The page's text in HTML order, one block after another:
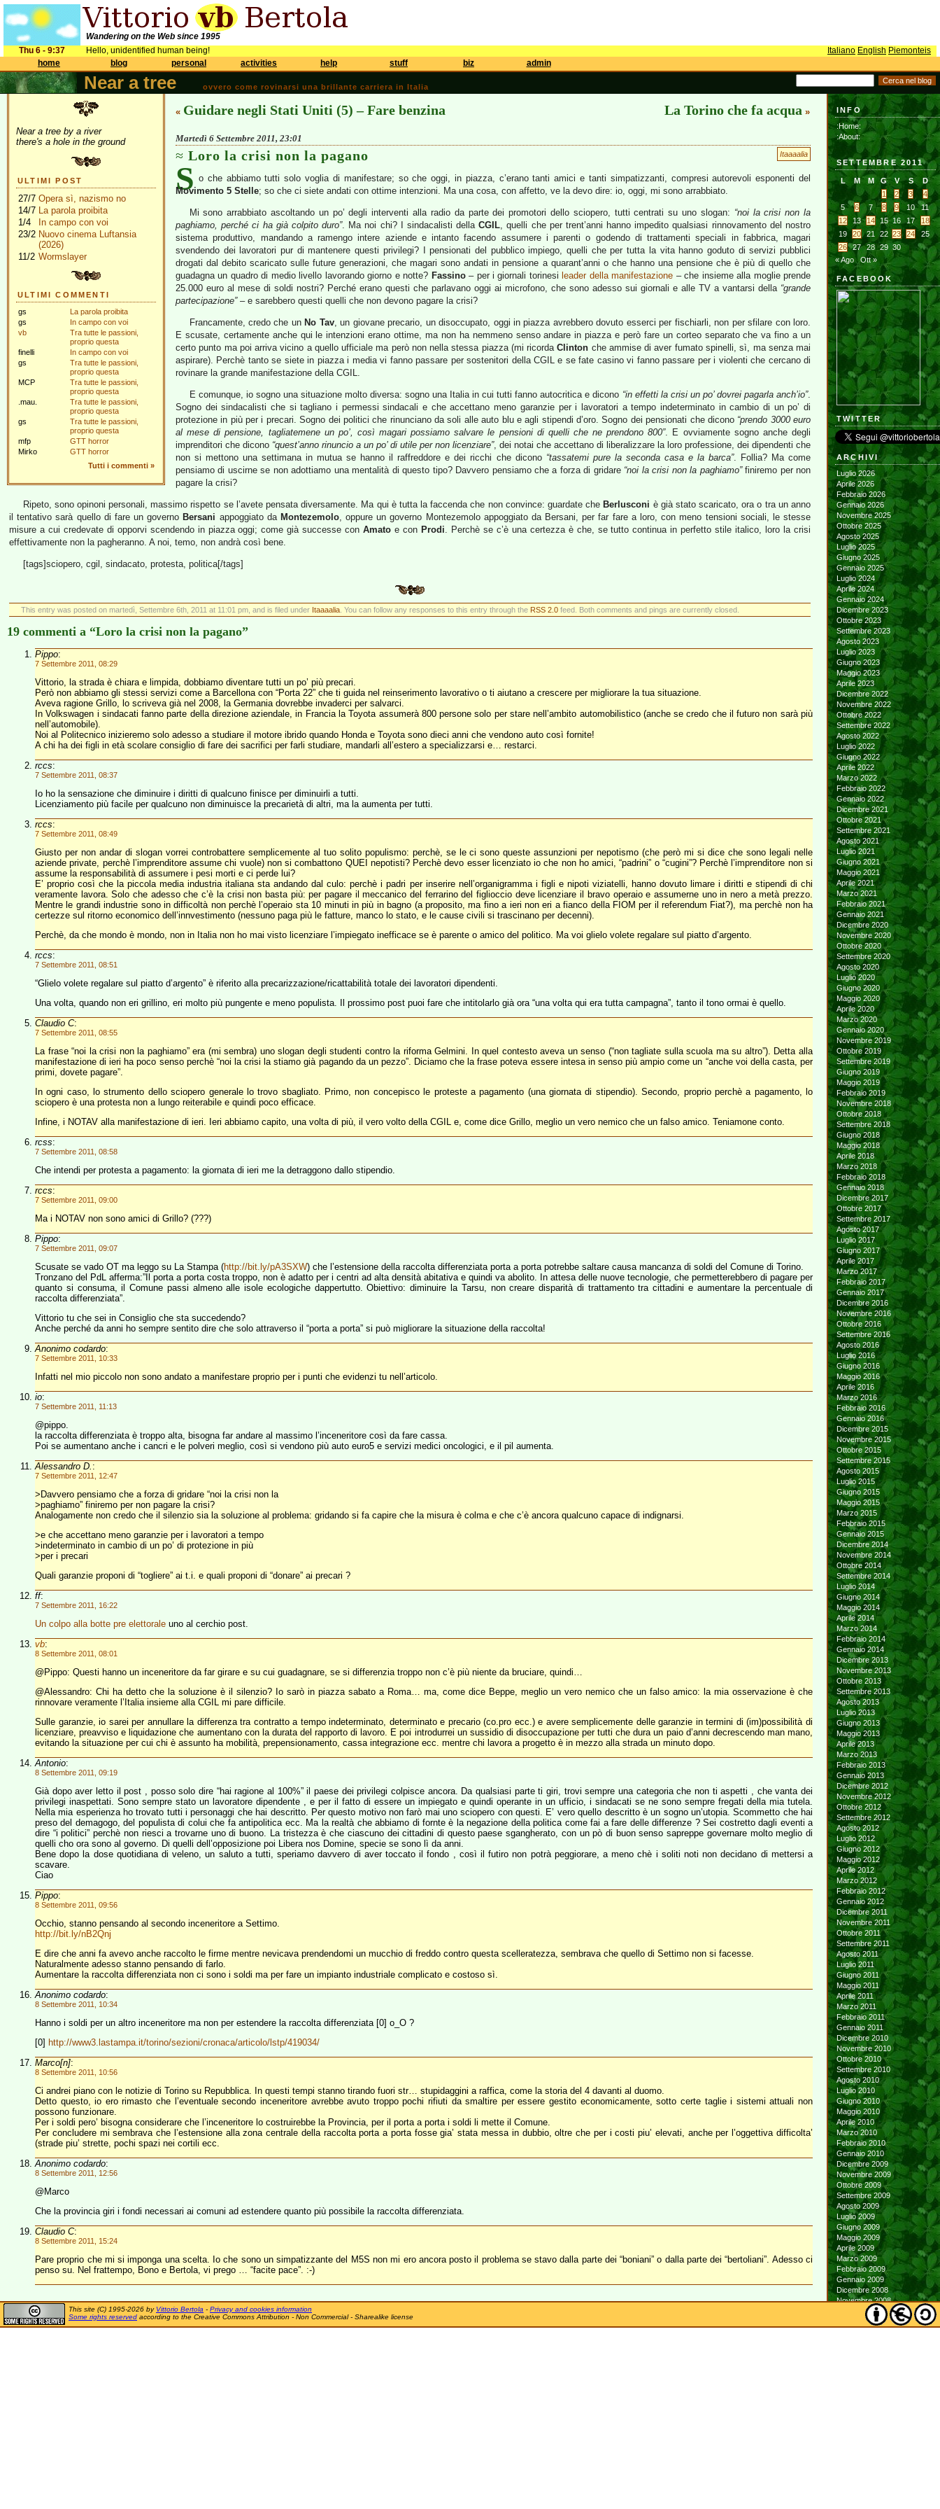
Wandering on the Web since 1995
Thu 6 - 9:37
Hello, unidentified human being! Italiano English Piemonteis
home
blog personal activities help stuff biz admin
Near a tree ovvero come rovinarsi una brillante carriera in Italia
Near a tree by a river
there's a hole in the ground
ULTIMI POST
27/7 Opera sì, nazismo no
14/7 La parola proibita
1/4
In campo con voi
23/2 Nuovo cinema Luftansia
(2026)
11/2 Wormslayer
ULTIMI COMMENTI
gs
La parola proibita
gs
In campo con voi
vb
Tra tutte le passioni,
proprio questa
finelli
In campo con voi
gs
Tra tutte le passioni,
proprio questa
MCP
Tra tutte le passioni,
proprio questa
.mau.
Tra tutte le passioni,
proprio questa
gs
Tra tutte le passioni,
proprio questa
mfp
GTT horror
Mirko
GTT horror
Tutti i commenti »
« Guidare negli Stati Uniti (5) – Fare benzina La Torino che fa acqua »
Martedì 6 Settembre 2011, 23:01
Itaaaalia
Loro la crisi non la pagano
S o che abbiamo tutti solo voglia di manifestare; so che oggi, in piazza, c’erano tanti amici e tanti simpatizzanti, compresi autorevoli esponenti del
Movimento 5 Stelle; so che ci siete andati con ottime intenzioni. Ma una cosa, con affetto, ve la devo dire: io, oggi, mi sono arrabbiato.
Mi sono arrabbiato ascoltando un po’ degli interventi alla radio da parte dei promotori dello sciopero, tutti centrati su uno slogan: “noi la crisi non la
paghiamo, perché ci ha già colpito duro”. Ma noi chi? I sindacalisti dellaCGIL, quelli che per trent’anni hanno impedito qualsiasi rinnovamento del nostro
sistema produttivo, mandando a ramengo intere aziende e intanto facendo assumere i parenti o godendo di trattamenti speciali in fabbrica, magari
svendendo dei lavoratori pur di mantenere questi privilegi? I pensionati del pubblico impiego, quelli che per tutta la vita hanno goduto di servizi pubblici
drogati dal debito scaricato sulle future generazioni, che magari sono andati in pensione a quarant’anni o che hanno una pensione che è più di quello che
guadagna un quadro di medio livello lavorando giorno e notte? Fassino– per i giornali torinesi leader della manifestazione – che insieme alla moglie prende
25.000 euro al mese di soldi nostri? Perché erano questi che parlavano oggi ai microfono, che sono adesso sui giornali e alle TV a vantarsi della “grande
partecipazione”– e sarebbero questi quelli che non devono pagare la crisi?
Francamente, credo che un No Tav, un giovane precario, un disoccupato, oggi in piazza avrebbero dovuto esserci per fischiarli, non per sfilare con loro.
E scusate, certamente anche qui le intenzioni erano ottime, ma non ha nemmeno senso andare in piazza e però fare un corteo separato che va fino a un
certo punto ma poi arriva vicino a quello ufficiale ma però non nella stessa piazza (mi ricordaClinton che ammise di aver fumato spinelli, sì, ma senza mai
aspirare). Perchè tanto se siete in piazza i media vi fanno passare per sostenitori della CGIL e se fate casino vi fanno passare per i violenti che cercano di
rovinare la grande manifestazione della CGIL.
E comunque, io sogno una situazione molto diversa: sogno una Italia in cui tutti fanno autocritica e dicono “in effetti la crisi un po’ dovrei pagarla anch’io”.
Sogno dei sindacalisti che si tagliano i permessi sindacali e che accettano meno garanzie per i lavoratori a tempo indeterminato in cambio di un po’ di
protezione in più per i precari. Sogno dei politici che rinunciano da soli alle auto blu e agli stipendi d’oro. Sogno dei pensionati che dicono“prendo 3000 euro
al mese di pensione, tagliatemene un po’, così magari possiamo salvare le pensioni di quelli che ne prendono 800”. E ovviamente sogno anche degli
imprenditori che dicono “quest’anno rinuncio a un po’ di utile per non licenziare”, dei notai che accettano di liberalizzare la loro professione, dei dipendenti che
non si mettono una settimana in mutua se hanno il raffreddore e dei ricchi che dicono “tassatemi pure la seconda casa e la barca”. Follia? Ma come
pensiamo di uscirne se non adottiamo una mentalità di questo tipo? Davvero pensiamo che a forza di gridare “noi la crisi non la paghiamo”finiremo per non
pagare la crisi?
Ripeto, sono opinoni personali, massimo rispetto se l’avete pensata diversamente. Ma qui è tutta la faccenda che non convince: guardate che Berlusconi è già stato scaricato, ora o tra un anno
il tentativo sarà quello di fare un governo Bersani appoggiato da Montezemolo, oppure un governo Montezemolo appoggiato da Bersani, per far fare a loro, con meno tensioni sociali, le stesse
misure a cui credevate di opporvi scendendo in piazza oggi; come già successe conAmato e con Prodi. Perchè se c’è una certezza è che, se tutto continua in perfetto stile italico, loro la crisi
effettivamente non la pagheranno. A noi, temo, non andrà così bene.
[tags]sciopero, cgil, sindacato, protesta, politica[/tags]
This entry was posted on martedì, Settembre 6th, 2011 at 11:01 pm, and is filed under Itaaaalia. You can follow any responses to this entry through the RSS 2.0feed. Both comments and pings are currently closed.
19 commenti a “Loro la crisi non la pagano”
Pippo:
7 Settembre 2011, 08:29
Vittorio, la strada è chiara e limpida, dobbiamo diventare tutti un po’ più precari.
Però non abbiamo gli stessi servizi come a Barcellona con “Porta 22” che ti guida nel reinserimento lavorativo o ti aiutano a crescere per migliorare la tua situazione.
Aveva ragione Grillo, lo scriveva già nel 2008, la Germania dovrebbe invaderci per salvarci.
In Volkswagen i sindacati fanno parte della direzione aziendale, in Francia la Toyota assumerà 800 persone solo per stare nell’ambito automobilistico (anche se credo che il futuro non sarà più
nell’automobile).
Noi al Politecnico inizieremo solo adesso a studiare il motore ibrido quando Honda e Toyota sono dieci anni che vendono auto così fornite!
A chi ha dei figli in età scolare consiglio di fare dei sacrifici per farli studiare, mandarli all’estero a specializzarsi e… restarci.
rccs:
7 Settembre 2011, 08:37
Io ho la sensazione che diminuire i diritti di qualcuno finisce per diminuirli a tutti.
Licenziamento più facile per qualcuno non diminuisce la precarietà di altri, ma la aumenta per tutti.
rccs:
7 Settembre 2011, 08:49
Giusto per non andar di slogan vorrei controbattere semplicemente al tuo solito populismo: perchè, se le ci sono queste assunzioni per nepotismo (che però mi si dice che sono legali nelle
aziende private, perchè l’imprenditore assume chi vuole) non si combattono QUEI nepotisti? Perchè devo esser licenziato io che non ho amici, “padrini” o “cugini”? Perchè l’imprenditore non si
assume la responsabilità di assumere i pesi morti e ci perde lui?
E’ proprio così che la piccola media industria italiana sta andando dal culo: perchè i padri per inserire nell’organigramma i figli e nipoti viziatelli, hanno dovuto limare i diritti e stipendi di chi
veramente lavora. Solo che adesso che c’è la crisi non basta più: per pagare il meccanico del ferrarino del figlioccio deve licenziare il bravo operaio e assumerne uno in nero a metà prezzo.
Mentre le grandi industrie sono in difficoltà non perchè l’operaio sta 10 minuti in più in bagno (a proposito, ma fino a ieri non eri a fianco della FIOM per il referendum Fiat?), ma perchè non ha
certezze sul ritorno economico dell’innvestimento (nessuno paga più le fatture, manco lo stato, e le cause civili si trascinano per decenni).
Perchè, da che mondo è mondo, non in Italia non ho mai visto licenziare l’impiegato inefficace se è parente o amico del politico. Ma voi glielo volete regalare sul piatto d’argento.
rccs:
7 Settembre 2011, 08:51
“Glielo volete regalare sul piatto d’argento” è riferito alla precarizzazione/ricattabilità totale dei lavoratori dipendenti.
Una volta, quando non eri grillino, eri molto più pungente e meno populista. Il prossimo post puoi fare che intitolarlo già ora “una volta qui era tutta campagna”, tanto il tono ormai è quello.
Claudio C:
7 Settembre 2011, 08:55
La frase “noi la crisi non la paghiamo” era (mi sembra) uno slogan degli studenti contro la riforma Gelmini. In quel contesto aveva un senso (“non tagliate sulla scuola ma su altro”). Detta alla
manifestazione di ieri ha poco senso perchè “noi la crisi la stiamo già pagando da un pezzo”. Diciamo che la frase poteva essere intesa in senso più ampio come un “anche voi della casta, per
primi, dovete pagare”.
In ogni caso, lo strumento dello sciopero generale lo trovo sbagliato. Primo, non concepisco le proteste a pagamento (una giornata di stipendio). Secondo, proprio perchè a pagamento, lo
sciopero è una protesta non a lungo reiterabile e quindi poco efficace.
Infine, i NOTAV alla manifestazione di ieri. Ieri abbiamo capito, una volta di più, il vero volto della CGIL e, come dice Grillo, meglio un vero nemico che un falso amico. Teniamone conto.
rcss:
7 Settembre 2011, 08:58
Che intendi per protesta a pagamento: la giornata di ieri me la detraggono dallo stipendio.
rccs:
7 Settembre 2011, 09:00
Ma i NOTAV non sono amici di Grillo? (???)
Pippo:
7 Settembre 2011, 09:07
Scusate se vado OT ma leggo su La Stampa (http://bit.ly/pA3SXW) che l’estensione della raccolta differenziata porta a porta potrebbe saltare causa mancanza di soldi del Comune di Torino.
Tronzano del PdL afferma:”Il porta a porta costa troppo, non è adatto per i centri ad alta densità abitativa e quindi va abolito. In attesa delle nuove tecnologie, che permetterebbero di pagare per
quanto si consuma, il Comune passi almeno alle isole ecologiche dappertutto. Obiettivo: diminuire la Tarsu, non creare disparità di trattamento tra cittadini e aumentare la percentuale di
raccolta differenziata”.
Vittorio tu che sei in Consiglio che sta succedendo?
Anche perché da anni ho sempre sentito dire che solo attraverso il “porta a porta” si può migliorare la situazione della raccolta!
Anonimo codardo:
7 Settembre 2011, 10:33
Infatti nel mio piccolo non sono andato a manifestare proprio per i punti che evidenzi tu nell’articolo.
io:
7 Settembre 2011, 11:13
@pippo.
la raccolta differenziata è troppo alta, bisogna far andare al massimo l’inceneritore così da fare cassa.
Poi se aumentano anche i cancri e le polveri meglio, così si vendono più auto euro5 e servizi medici oncologici, e il pil aumenta.
Alessandro D. :
7 Settembre 2011, 12:47
>Davvero pensiamo che a forza di gridare “noi la crisi non la
>paghiamo” finiremo per non pagare la crisi?
Analogamente non credo che il silenzio sia la soluzione al problema: gridando si fa capire che la misura è colma e che c’è ancora qualcuno capace di indignarsi.
>e che accettano meno garanzie per i lavoratori a tempo
>indeterminato in cambio di un po’ di protezione in più
>per i precari
Quali garanzie proponi di “togliere” ai t.i. e quali proponi di “donare” ai precari ?
ff:
7 Settembre 2011, 16:22
Un colpo alla botte pre elettorale uno al cerchio post.
vb:
8 Settembre 2011, 08:01
@Pippo: Questi hanno un inceneritore da far girare e su cui guadagnare, se si differenzia troppo non c’è più niente da bruciare, quindi…
@Alessandro: Chi ha detto che la soluzione è il silenzio? Io sarò in piazza sabato a Roma… ma, come dice Beppe, meglio un vero nemico che un falso amico: la mia osservazione è che
rinnovare veramente l’Italia insieme alla CGIL mi pare difficile.
Sulle garanzie, io sarei per annullare la differenza tra contratto a tempo indeterminato, determinato e precario (co.pro ecc.) e avere semplicemente delle garanzie in termini di (im)possibilità di
licenziare, preavviso e liquidazione che aumentano con la durata del rapporto di lavoro. E poi introdurrei un sussidio di disoccupazione per tutti che dura un paio d’anni decrescendo man mano,
evitando la situazione per cui chi è assunto ha mobilità, prepensionamento, cassa integrazione ecc. mentre chi lavora a progetto è in mezzo alla strada un minuto dopo.
Antonio:
8 Settembre 2011, 09:19
Già dopo aver letto il post , posso solo dire “hai ragione al 100%” il paese dei privilegi colpisce ancora. Da qualsiasi parte ti giri, trovi sempre una categoria che non ti aspetti , che vanta dei
privilegi inaspettati. Sono sempre stato un lavoratore dipendente , e per il fatto di essere un impiegato e quindi operante in un ufficio, i sindacati se ne sono sempre fregati della mia tutela.
Nella mia esperienza ho trovato tutti i personaggi che hai descritto. Per questo motivo non farò mai uno sciopero con questi. E’ vero quello descritto è un sogno un’utopia. Scommetto che hai
preso del demagogo, del populista di colui che fa antipolitica ecc. Ma la realtà che abbiamo di fornte è la negazione della politica come fai a fare delle differenze ? Sei costretto dagli eventi a
dire “i politici” perchè non riesci a trovarne uno di buono. La tristezza è che ciascuno dei cittadini di questo paese sgangherato, con un pò di buon senso sapreppe governare molto meglio di
quelli cho ora sono al governo. Di quelli dell’opposizione poi Libera nos Domine, specie se sono lì da anni.
Bene dopo la dose quotidiana di veleno, un saluto a tutti, speriamo davvero di aver toccato il fondo , così il futiro non potrà peggiorare, a meno chè i soliti noti non decidano di mettersi a
scavare.
Ciao
Pippo:
8 Settembre 2011, 09:56
Occhio, stanno pensando al secondo inceneritore a Settimo.
http://bit.ly/nB2Qnj
E dire che anni fa avevo anche raccolto le firme mentre nevicava prendendomi un mucchio di freddo contro questa scelleratezza, sembrava che quello di Settimo non si facesse.
Naturalmente adesso stanno pensando di farlo.
Aumentare la raccolta differenziata non ci sono i soldi ma per fare un impianto industriale complicato e costoso sì.
Anonimo codardo:
8 Settembre 2011, 10:34
Hanno i soldi per un altro inceneritore ma non per estendere la raccolta differenziata [0] o_O ?
[0] http://www3.lastampa.it/torino/sezioni/cronaca/articolo/lstp/419034/
Marco[n]:
8 Settembre 2011, 10:56
Ci andrei piano con le notizie di Torino su Repubblica. In questi tempi stanno tirando fuori str… stupidaggini a raffica, come la storia del 4 davanti al duomo.
Detto questo, io ero rimasto che l’eventuale secondo inceneritore avrebbe avuto troppo pochi rifiuti da smaltire per essere gestito economicamente, sotto certe taglie i sistemi attuali non
possono funzionare.
Per i soldi pero’ bisogna considerare che l’inceneritore lo costruirebbe la Provincia, per il porta a porta i soldi li mette il Comune.
Per concludere mi sembrava che l’estensione alla zona centrale della raccolta porta a porta fosse gia’ stata messa in dubbio, oltre che per i costi piu’ elevati, anche per l’oggettiva difficolta’
(strade piu’ strette, pochi spazi nei cortili ecc.
Anonimo codardo:
8 Settembre 2011, 12:56
@Marco
Che la provincia giri i fondi necessari ai comuni ad estendere quanto più possibile la raccolta differenziata.
Claudio C:
8 Settembre 2011, 15:24
Pare proprio che mi si imponga una scelta. Io che sono un simpatizzante del M5S non mi ero ancora posto il problema se stavo dalla parte dei “boniani” o dalla parte dei “bertoliani”. Adesso ci
penso su. Nel frattempo, Bono e Bertola, vi prego … “facite pace”. :-)
INFO
:Home:
:About:
SETTEMBRE 2011
L M M G V S
D
1
2 3
4
5
6 7 8 9 10
11
12
13 14 15 16 17
18
19
20 21 22 23 24
25
26
27 28 29 30
« Ago
Ott »
FACEBOOK
TWITTER
ARCHIVI
Luglio 2026
Aprile 2026
Febbraio 2026
Gennaio 2026
Novembre 2025
Ottobre 2025
Agosto 2025
Luglio 2025
Giugno 2025
Gennaio 2025
Luglio 2024
Aprile 2024
Gennaio 2024
Dicembre 2023
Ottobre 2023
Settembre 2023
Agosto 2023
Luglio 2023
Giugno 2023
Maggio 2023
Aprile 2023
Dicembre 2022
Novembre 2022
Ottobre 2022
Settembre 2022
Agosto 2022
Luglio 2022
Giugno 2022
Aprile 2022
Marzo 2022
Febbraio 2022
Gennaio 2022
Dicembre 2021
Ottobre 2021
Settembre 2021
Agosto 2021
Luglio 2021
Giugno 2021
Maggio 2021
Aprile 2021
Marzo 2021
Febbraio 2021
Gennaio 2021
Dicembre 2020
Novembre 2020
Ottobre 2020
Settembre 2020
Agosto 2020
Luglio 2020
Giugno 2020
Maggio 2020
Aprile 2020
Marzo 2020
Gennaio 2020
Novembre 2019
Ottobre 2019
Settembre 2019
Giugno 2019
Maggio 2019
Febbraio 2019
Novembre 2018
Ottobre 2018
Settembre 2018
Giugno 2018
Maggio 2018
Aprile 2018
Marzo 2018
Febbraio 2018
Gennaio 2018
Dicembre 2017
Ottobre 2017
Settembre 2017
Agosto 2017
Luglio 2017
Giugno 2017
Aprile 2017
Marzo 2017
Febbraio 2017
Gennaio 2017
Dicembre 2016
Novembre 2016
Ottobre 2016
Settembre 2016
Agosto 2016
Luglio 2016
Giugno 2016
Maggio 2016
Aprile 2016
Marzo 2016
Febbraio 2016
Gennaio 2016
Dicembre 2015
Novembre 2015
Ottobre 2015
Settembre 2015
Agosto 2015
Luglio 2015
Giugno 2015
Maggio 2015
Marzo 2015
Febbraio 2015
Gennaio 2015
Dicembre 2014
Novembre 2014
Ottobre 2014
Settembre 2014
Luglio 2014
Giugno 2014
Maggio 2014
Aprile 2014
Marzo 2014
Febbraio 2014
Gennaio 2014
Dicembre 2013
Novembre 2013
Ottobre 2013
Settembre 2013
Agosto 2013
Luglio 2013
Giugno 2013
Maggio 2013
Aprile 2013
Marzo 2013
Febbraio 2013
Gennaio 2013
Dicembre 2012
Novembre 2012
Ottobre 2012
Settembre 2012
Agosto 2012
Luglio 2012
Giugno 2012
Maggio 2012
Aprile 2012
Marzo 2012
Febbraio 2012
Gennaio 2012
Dicembre 2011
Novembre 2011
Ottobre 2011
Settembre 2011
Agosto 2011
Luglio 2011
Giugno 2011
Maggio 2011
Aprile 2011
Marzo 2011
Febbraio 2011
Gennaio 2011
Dicembre 2010
Novembre 2010
Ottobre 2010
Settembre 2010
Agosto 2010
Luglio 2010
Giugno 2010
Maggio 2010
Aprile 2010
Marzo 2010
Febbraio 2010
Gennaio 2010
Dicembre 2009
Novembre 2009
Ottobre 2009
Settembre 2009
Agosto 2009
Luglio 2009
Giugno 2009
Maggio 2009
Aprile 2009
Marzo 2009
Febbraio 2009
Gennaio 2009
Dicembre 2008
Novembre 2008
Ottobre 2008
Settembre 2008
This site (C) 1995-2026 by Vittorio Bertola - Privacy and cookies information
Some rights reserved according to the Creative Commons Attribution - Non Commercial - Sharealike license